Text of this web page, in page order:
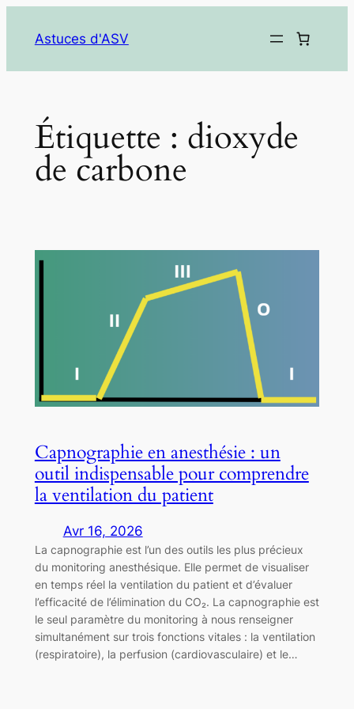
Astuces d'ASV
Étiquette : dioxyde
de carbone
Capnographie en anesthésie : un
outil indispensable pour comprendre
la ventilation du patient
Avr 16, 2026
La capnographie est l’un des outils les plus précieux
du monitoring anesthésique. Elle permet de visualiser
en temps réel la ventilation du patient et d’évaluer
l’efficacité de l’élimination du CO₂. La capnographie est
le seul paramètre du monitoring à nous renseigner
simultanément sur trois fonctions vitales : la ventilation
(respiratoire), la perfusion (cardiovasculaire) et le…